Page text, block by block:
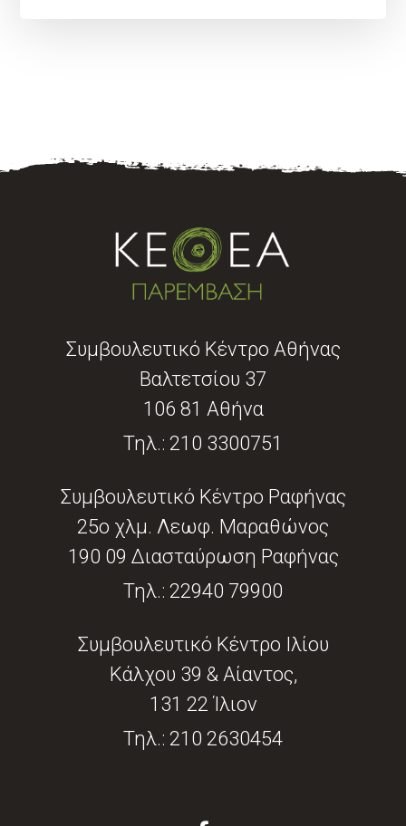
Συμβουλευτικό Κέντρο Αθήνας
Βαλτετσίου 37
106 81 Αθήνα
Τηλ.: 210 3300751
Συμβουλευτικό Κέντρο Ραφήνας
25ο χλμ. Λεωφ. Μαραθώνος
190 09 Διασταύρωση Ραφήνας
Τηλ.: 22940 79900
Συμβουλευτικό Κέντρο Ιλίου
Κάλχου 39 & Αίαντος,
131 22 Ίλιον
Τηλ.: 210 2630454